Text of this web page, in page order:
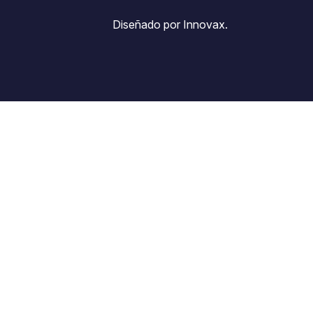
Diseñado por Innovax.